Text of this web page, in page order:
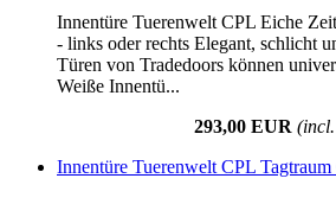
Innentüre Tuerenwelt CPL Eiche
- links oder rechts Elegant, schlicht
Türen von Tradedoors können
Weiße Innentü...
293,00 EUR
Innentüre Tuerenwelt CPL Tagtraum